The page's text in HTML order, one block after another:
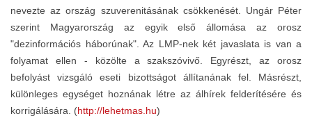
nevezte az ország szuverenitásának csökkenését. Ungár Péter
szerint Magyarország az egyik első állomása az orosz
"dezinformációs háborúnak". Az LMP-nek két javaslata is van a
folyamat ellen - közölte a szakszóvivő. Egyrészt, az orosz
befolyást vizsgáló eseti bizottságot állítanának fel. Másrészt,
különleges egységet hoznának létre az álhírek felderítésére és
korrigálására. (http://lehetmas.hu)